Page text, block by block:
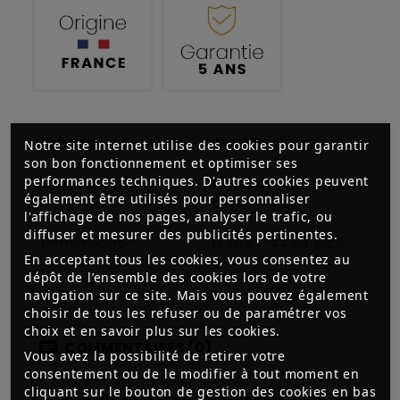
Notre site internet utilise des cookies pour garantir
son bon fonctionnement et optimiser ses
performances techniques. D'autres cookies peuvent
également être utilisés pour personnaliser
l'affichage de nos pages, analyser le trafic, ou
diffuser et mesurer des publicités pertinentes.
En acceptant tous les cookies, vous consentez au
dépôt de l’ensemble des cookies lors de votre
navigation sur ce site. Mais vous pouvez également
choisir de tous les refuser ou de paramétrer vos
choix et en savoir plus sur les cookies.
Vous avez la possibilité de retirer votre
consentement ou de le modifier à tout moment en
cliquant sur le bouton de gestion des cookies en bas
Fabricant
INVICTA
Combustible
Charbon de bois et
bois
Dimensions
H 36 x P 44.5 L 68.5
Pays d'origine
France
Garantie
5 ans
Cuve
Fonte
LIRE +
COMMENTAIRES (0)